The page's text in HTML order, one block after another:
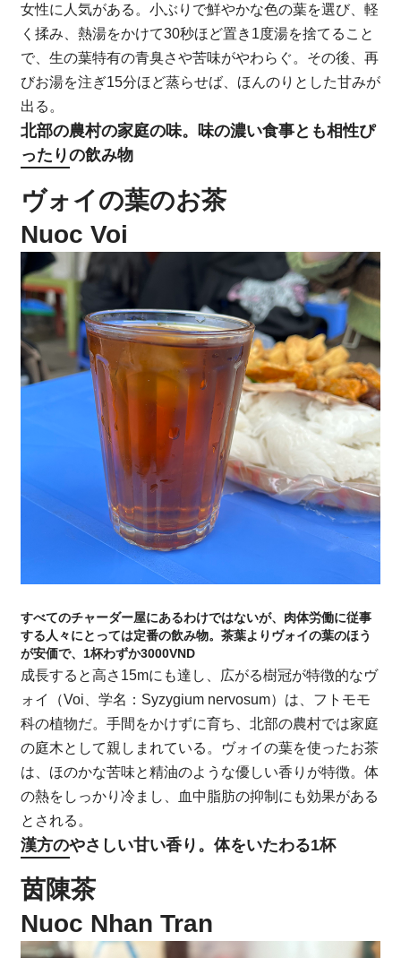
女性に人気がある。小ぶりで鮮やかな色の葉を選び、軽
く揉み、熱湯をかけて30秒ほど置き1度湯を捨てること
で、生の葉特有の青臭さや苦味がやわらぐ。その後、再
びお湯を注ぎ15分ほど蒸らせば、ほんのりとした甘みが
出る。
北部の農村の家庭の味。味の濃い食事とも相性ぴ
ったりの飲み物
ヴォイの葉のお茶
Nuoc Voi
すべてのチャーダー屋にあるわけではないが、肉体労働に従事
する人々にとっては定番の飲み物。茶葉よりヴォイの葉のほう
が安価で、1杯わずか3000VND
成長すると高さ15mにも達し、広がる樹冠が特徴的なヴ
ォイ（Voi、学名：Syzygium nervosum）は、フトモモ
科の植物だ。手間をかけずに育ち、北部の農村では家庭
の庭木として親しまれている。ヴォイの葉を使ったお茶
は、ほのかな苦味と精油のような優しい香りが特徴。体
の熱をしっかり冷まし、血中脂肪の抑制にも効果がある
とされる。
漢方のやさしい甘い香り。体をいたわる1杯
茵陳茶
Nuoc Nhan Tran